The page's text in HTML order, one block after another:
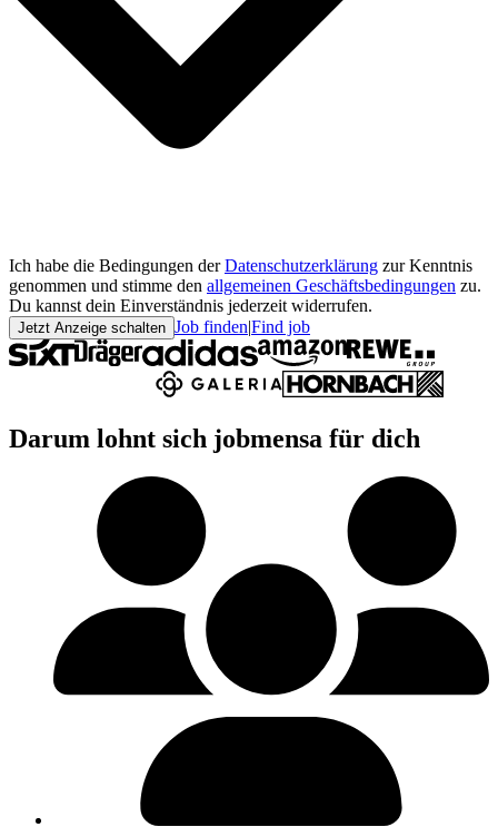
Ich habe die Bedingungen der Datenschutzerklärung zur Kenntnis
genommen und stimme den allgemeinen Geschäftsbedingungen zu.
Du kannst dein Einverständnis jederzeit widerrufen.
Jetzt Anzeige schalten Job finden|Find job
Darum lohnt sich jobmensa für dich